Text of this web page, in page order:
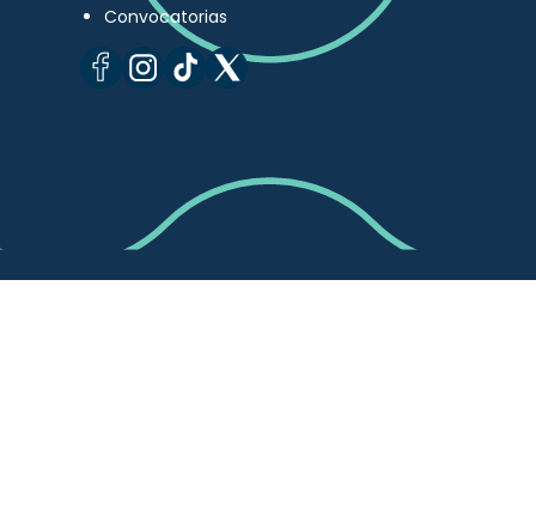
Convocatorias